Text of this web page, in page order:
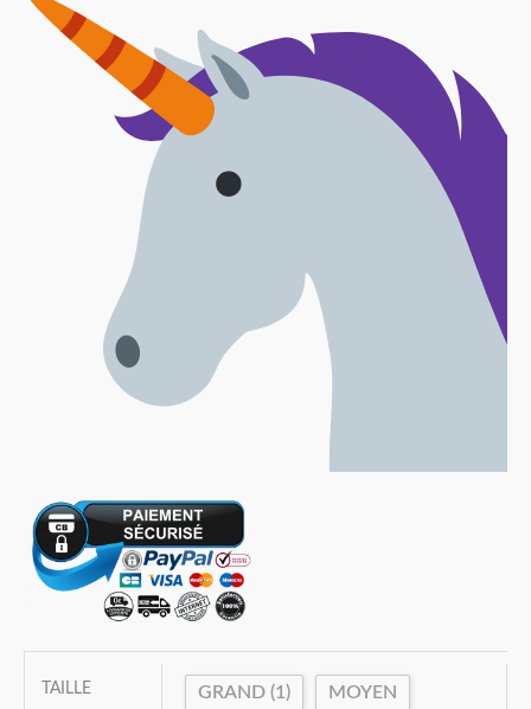
TAILLE
GRAND (1) MOYEN